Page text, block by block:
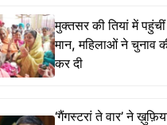
मुक्तसर की तियां में
मान, महिलाओं ने चुनाव
कर दी
‘गैंगस्टरां ते वार’ ने